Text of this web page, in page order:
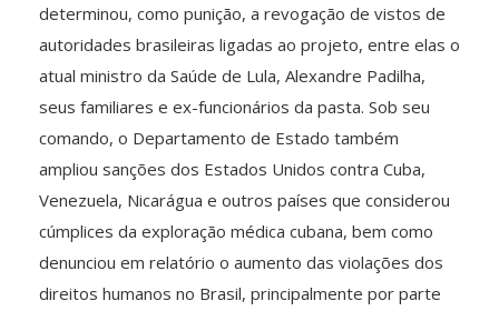
determinou, como punição, a revogação de vistos de
autoridades brasileiras ligadas ao projeto, entre elas o
atual ministro da Saúde de Lula, Alexandre Padilha,
seus familiares e ex-funcionários da pasta. Sob seu
comando, o Departamento de Estado também
ampliou sanções dos Estados Unidos contra Cuba,
Venezuela, Nicarágua e outros países que considerou
cúmplices da exploração médica cubana, bem como
denunciou em relatório o aumento das violações dos
direitos humanos no Brasil, principalmente por parte